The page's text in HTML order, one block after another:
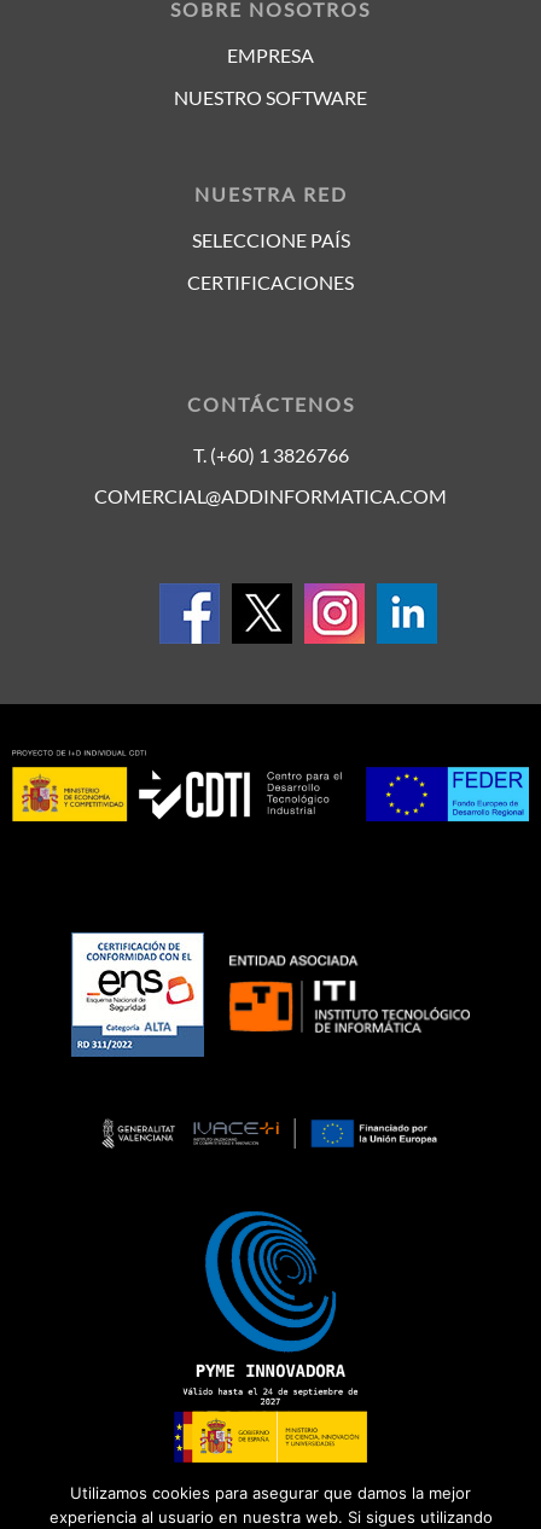
SOBRE NOSOTROS
EMPRESA
NUESTRO SOFTWARE
NUESTRA RED
SELECCIONE PAÍS
CERTIFICACIONES
CONTÁCTENOS
T. (+60) 1 3826766
COMERCIAL@ADDINFORMATICA.COM
Utilizamos cookies para asegurar que damos la mejor
experiencia al usuario en nuestra web. Si sigues utilizando